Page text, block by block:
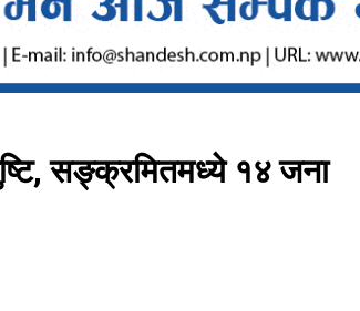
सङ्क्रमितमध्ये १४ जना